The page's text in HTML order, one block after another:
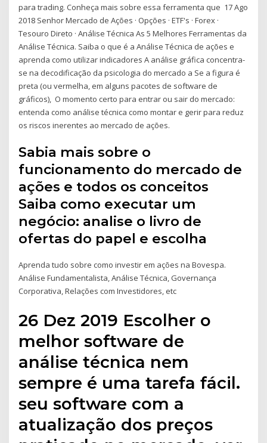
para trading. Conheça mais sobre essa ferramenta que 17 Ago
2018 Senhor Mercado de Ações · Opções · ETF's · Forex ·
Tesouro Direto · Análise Técnica As 5 Melhores Ferramentas da
Análise Técnica. Saiba o que é a Análise Técnica de ações e
aprenda como utilizar indicadores A análise gráfica concentra-
se na decodificação da psicologia do mercado a Se a figura é
preta (ou vermelha, em alguns pacotes de software de
gráficos), O momento certo para entrar ou sair do mercado:
entenda como análise técnica como montar e gerir para reduz
os riscos inerentes ao mercado de ações.
Sabia mais sobre o
funcionamento do mercado de
ações e todos os conceitos
Saiba como executar um
negócio: analise o livro de
ofertas do papel e escolha
Aprenda tudo sobre como investir em ações na Bovespa.
Análise Fundamentalista, Análise Técnica, Governança
Corporativa, Relações com Investidores, etc
26 Dez 2019 Escolher o
melhor software de
análise técnica nem
sempre é uma tarefa fácil.
seu software com a
atualização dos preços